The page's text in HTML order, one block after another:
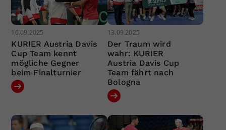
16.09.2025
KURIER Austria Davis
Cup Team kennt
mögliche Gegner
beim Finalturnier
13.09.2025
Der Traum wird
wahr: KURIER
Austria Davis Cup
Team fährt nach
Bologna